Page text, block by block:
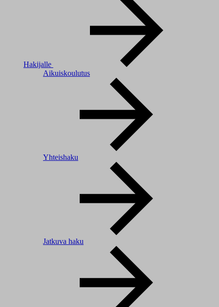
Hakijalle
Aikuiskoulutus
Yhteishaku
Jatkuva haku